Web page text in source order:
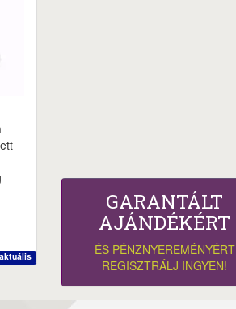
aktuális
GARANTÁLT
AJÁNDÉKÉRT
ÉS PÉNZNYEREMÉNYÉRT
REGISZTRÁLJ INGYEN!